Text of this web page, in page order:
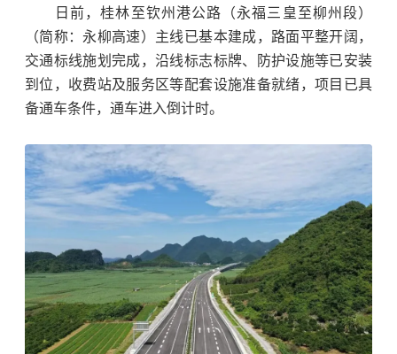
日前，桂林至钦州港公路（永福三皇至柳州段）
（简称：永柳高速）主线已基本建成，路面平整开阔，
交通标线施划完成，沿线标志标牌、防护设施等已安装
到位，收费站及服务区等配套设施准备就绪，项目已具
备通车条件，通车进入倒计时。